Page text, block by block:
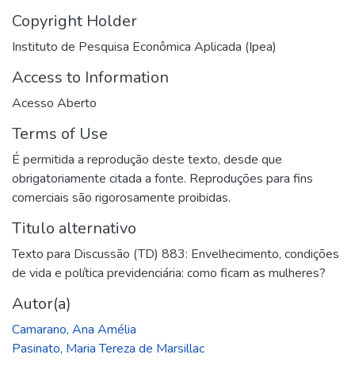
Copyright Holder
Instituto de Pesquisa Econômica Aplicada (Ipea)
Access to Information
Acesso Aberto
Terms of Use
É permitida a reprodução deste texto, desde que
obrigatoriamente citada a fonte. Reproduções para fins
comerciais são rigorosamente proibidas.
Titulo alternativo
Texto para Discussão (TD) 883: Envelhecimento, condições
de vida e política previdenciária: como ficam as mulheres?
Autor(a)
Camarano, Ana Amélia
Pasinato, Maria Tereza de Marsillac